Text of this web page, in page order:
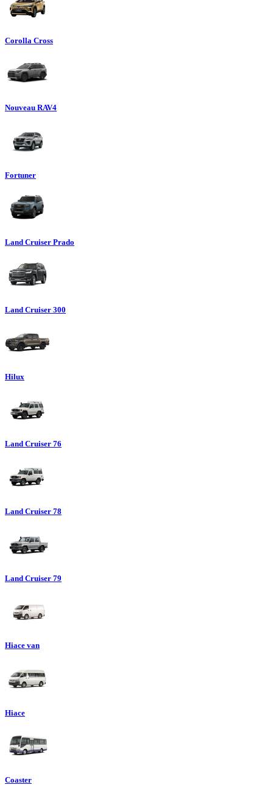
Corolla Cross
Nouveau RAV4
Fortuner
Land Cruiser Prado
Land Cruiser 300
Hilux
Land Cruiser 76
Land Cruiser 78
Land Cruiser 79
Hiace van
Hiace
Coaster